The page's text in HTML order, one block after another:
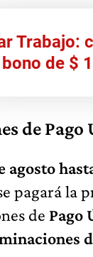
Trabajo:
de $
de Pago
agosto
pagará la
de Pago